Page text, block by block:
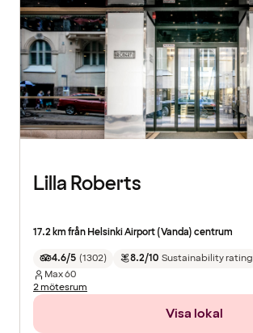
Lilla Roberts
17.2 km från Helsinki Airport (Vanda) centrum
4.6/5 (1302) 8.2/10 Sustainability rating
Max60
2 mötesrum
Visa lokal